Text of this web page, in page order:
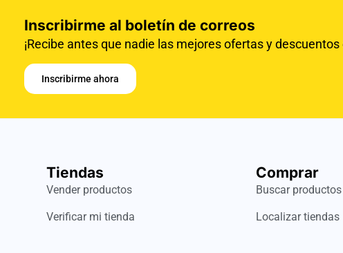
Inscribirme al boletín de correos
¡Recibe antes que nadie las mejores ofertas y
Inscribirme ahora
Tiendas
Vender productos
Verificar mi tienda
Comprar
Buscar productos
Localizar tiendas